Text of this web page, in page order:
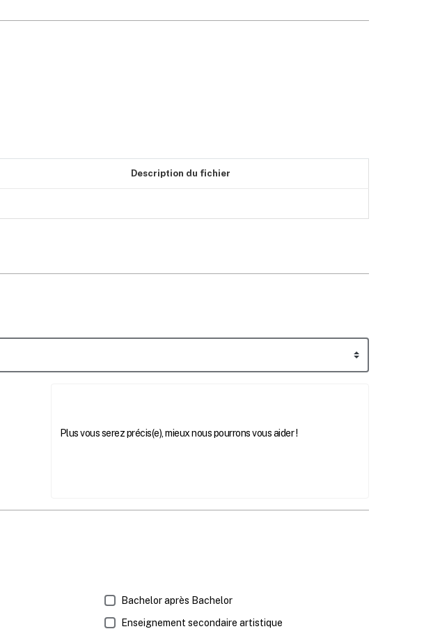
Description du fichier
Plus vous serez précis(e), mieux nous pourrons vous aider !
Bachelor après Bachelor
Enseignement secondaire artistique